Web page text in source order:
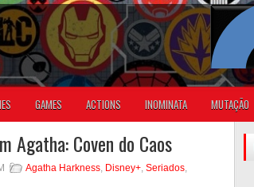
GAMES ACTIONS INOMINATA MUTAÇÃO
Agatha: Coven do Caos
Agatha Harkness, Disney+, Seriados,